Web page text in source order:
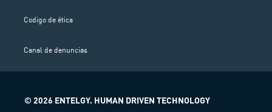
Codigo de ética
Canal de denuncias
© 2026 ENTELGY. HUMAN DRIVEN TECHNOLOGY